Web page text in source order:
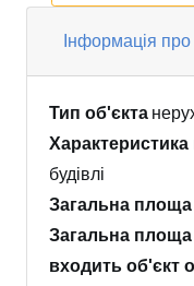
Інформація
Тип об'єкта
будівлі
Загальна площа
Загальна площа
входить об'єкт